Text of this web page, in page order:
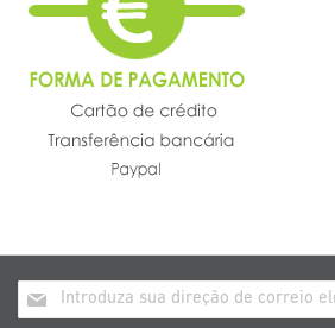
Inscrição
a